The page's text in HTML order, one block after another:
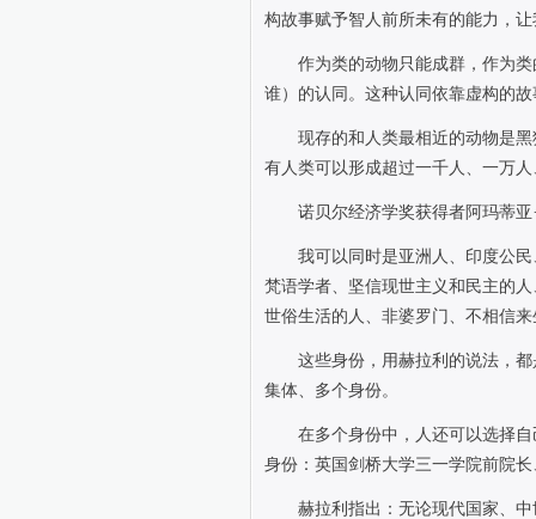
构故事赋予智人前所未有的能力，
作为类的动物只能成群，作为
谁）的认同。这种认同依靠虚构的
现存的和人类最相近的动物是
有人类可以形成超过一千人、一万
诺贝尔经济学奖获得者阿玛蒂
我可以同时是亚洲人、印度公
梵语学者、坚信现世主义和民主的
世俗生活的人、非婆罗门、不相信
这些身份，用赫拉利的说法，
集体、多个身份。
在多个身份中，人还可以选择
身份：英国剑桥大学三一学院前院
赫拉利指出：无论现代国家、